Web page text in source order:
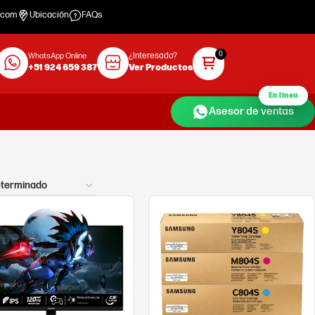
Ubicación FAQs
WhatsApp Online
+51 924 659 387
¿Interesado?
Ver Productos
En línea
Asesor de ventas